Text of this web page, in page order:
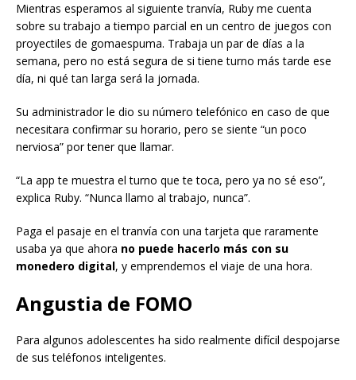
Mientras esperamos al siguiente tranvía, Ruby me cuenta
sobre su trabajo a tiempo parcial en un centro de juegos con
proyectiles de gomaespuma. Trabaja un par de días a la
semana, pero no está segura de si tiene turno más tarde ese
día, ni qué tan larga será la jornada.
Su administrador le dio su número telefónico en caso de que
necesitara confirmar su horario, pero se siente “un poco
nerviosa” por tener que llamar.
“La app te muestra el turno que te toca, pero ya no sé eso”,
explica Ruby. “Nunca llamo al trabajo, nunca”.
Paga el pasaje en el tranvía con una tarjeta que raramente
usaba ya que ahora no puede hacerlo más con su
monedero digital, y emprendemos el viaje de una hora.
Angustia de FOMO
Para algunos adolescentes ha sido realmente difícil despojarse
de sus teléfonos inteligentes.